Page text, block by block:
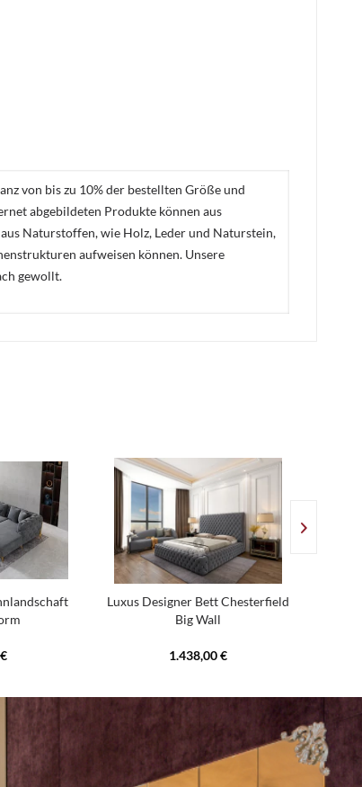
von bis zu 10% der bestellten Größe und
abgebildeten Produkte können aus
Naturstoffen, wie Holz, Leder und Naturstein,
aufweisen können. Unsere
gewollt.
Luxus Designer Bett Chesterfield
Big Wall
1.438,00 €